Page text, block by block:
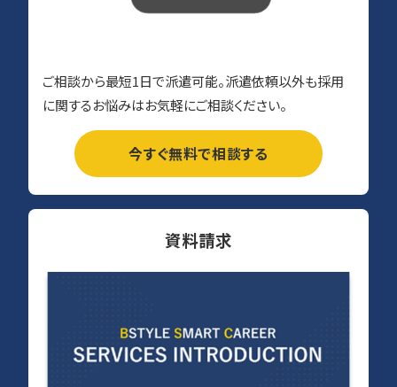
ご相談から最短1日で派遣可能。派遣依頼以外も採用
に関するお悩みはお気軽にご相談ください。
今すぐ無料で相談する
資料請求